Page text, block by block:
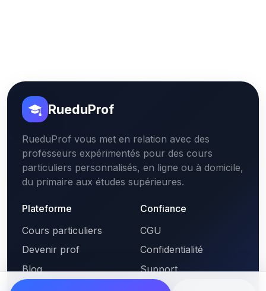
RueduProf
RueduProf vous met en relation avec des
professeurs expérimentés pour des cours
particuliers personnalisés, en ligne ou à domicile,
du primaire aux études supérieures.
Plateforme
Cours particuliers
Devenir prof
Blog
Confiance
CGU
Confidentialité
Support